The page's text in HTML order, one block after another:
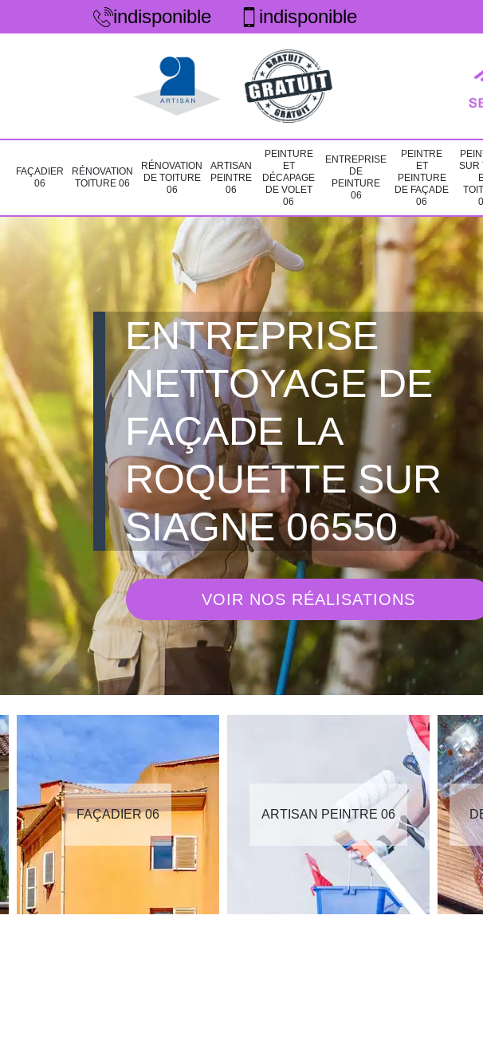
indisponible indisponible
FAÇADIER
06
RÉNOVATION
TOITURE 06
RÉNOVATION
DE TOITURE
06
ARTISAN
PEINTRE
06
PEINTURE
ET
DÉCAPAGE
DE VOLET
06
ENTREPRISE
DE
PEINTURE
06
PEINTRE
ET
PEINTURE
DE FAÇADE
06
SUR
ENTREPRISE
NETTOYAGE DE
FAÇADE LA
ROQUETTE SUR
SIAGNE 06550
VOIR NOS RÉALISATIONS
FAÇADIER 06 ARTISAN PEINTRE 06